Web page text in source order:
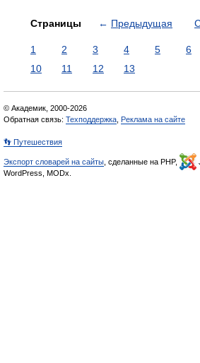
Страницы ← Предыдущая
1 2 3 4 5 6
10
11 12 13
© Академик, 2000-2026
Обратная связь: Техподдержка Реклама на сайте
👣 Путешествия
Экспорт словарей на сайты , сделанные на PHP,
WordPress, MODx.